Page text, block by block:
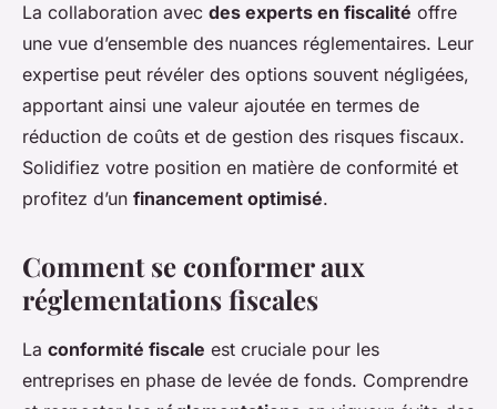
La collaboration avec des experts en fiscalité offre
une vue d’ensemble des nuances réglementaires. Leur
expertise peut révéler des options souvent négligées,
apportant ainsi une valeur ajoutée en termes de
réduction de coûts et de gestion des risques fiscaux.
Solidifiez votre position en matière de conformité et
profitez d’un financement optimisé.
Comment se conformer aux
réglementations fiscales
La conformité fiscale est cruciale pour les
entreprises en phase de levée de fonds. Comprendre